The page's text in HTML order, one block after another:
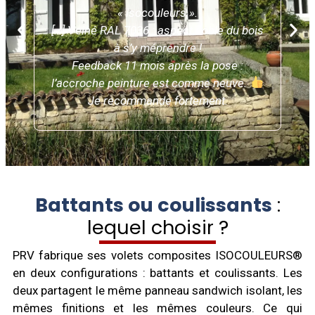
« Isocouleurs ».
[…] Veiné RAL 7036 : aspect noble du bois
à s’y méprendre !
Feedback 11 mois après la pose :
l’accroche peinture est comme neuve.
Je recommande fortement.
Battants ou coulissants :
lequel choisir ?
PRV fabrique ses volets composites ISOCOULEURS®
en deux configurations : battants et coulissants. Les
deux partagent le même panneau sandwich isolant, les
mêmes finitions et les mêmes couleurs. Ce qui